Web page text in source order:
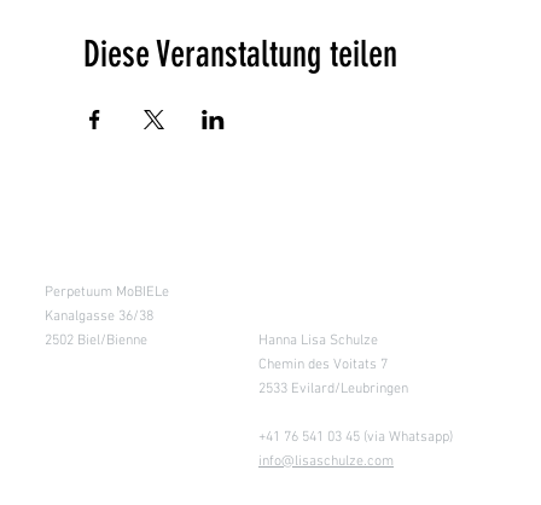
Diese Veranstaltung teilen
Perpetuum MoBIELe
Kanalgasse 36/38
2502 Biel/Bienne
Hanna Lisa Schulze
Chemin des Voitats 7
2533 Evilard/Leubringen
+41 76 541 03 45 (via Whatsapp)
info@lisaschulze.com